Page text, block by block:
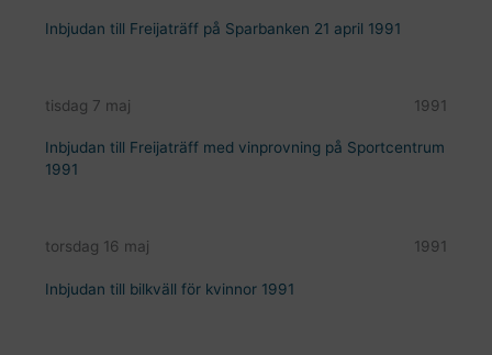
Inbjudan till Freijaträff på Sparbanken 21 april 1991
tisdag 7 maj 1991
Inbjudan till Freijaträff med vinprovning på Sportcentrum
1991
torsdag 16 maj 1991
Inbjudan till bilkväll för kvinnor 1991